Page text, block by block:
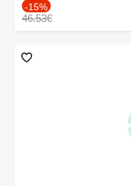
-15%
46.53€